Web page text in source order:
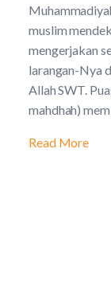
muslim
mengerjakan
larangan-Nya
Allah SWT.
mahdhah)
Read More